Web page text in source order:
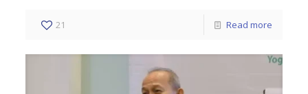
21 Read more